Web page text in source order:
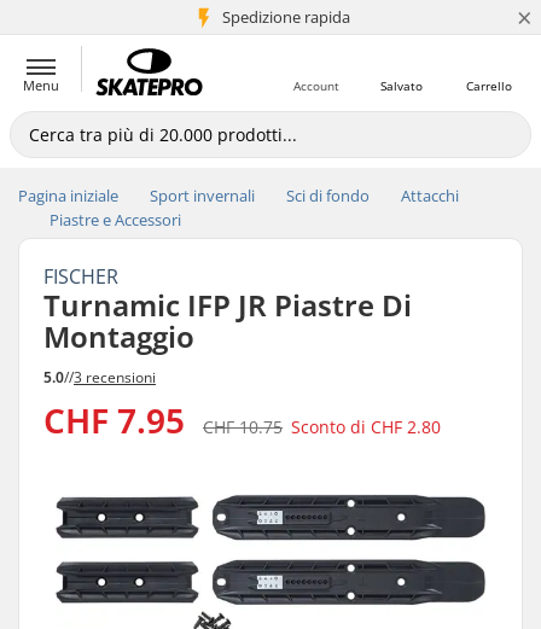
Spedizione rapida
+5 mln di clienti ×
Menu Carrello
Salvato
Account
Pagina iniziale Sport invernali Sci di fondo
Attacchi
Piastre e Accessori
FISCHER
Turnamic IFP JR Piastre Di
Montaggio
5.0//3 recensioni
CHF 7.95 CHF 10.75 Sconto di CHF 2.80